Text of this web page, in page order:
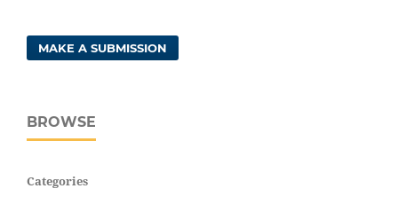
MAKE A SUBMISSION
BROWSE
Categories